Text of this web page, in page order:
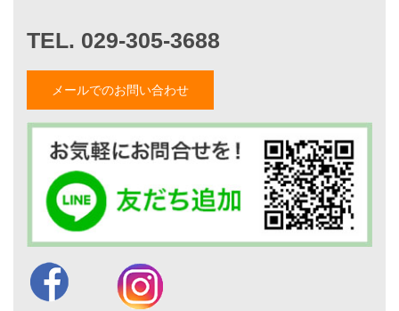
家づくりナイスホームズについて
家づくりへの想い
スタッフ紹介
職人紹介
採用情報
お知らせ・イベント情報
ブログ一覧
菅原和彦のブログ
斎藤亮のブログ
小薬淳一のブログ
山形隆のブログ
仲内渉のブログ
メールでのお問い合わせ